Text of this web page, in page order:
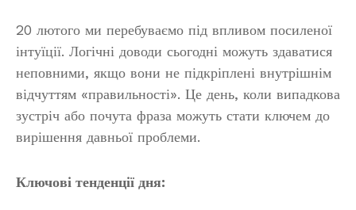
20 лютого ми перебуваємо під впливом посиленої
інтуїції. Логічні доводи сьогодні можуть здаватися
неповними, якщо вони не підкріплені внутрішнім
відчуттям «правильності». Це день, коли випадкова
зустріч або почута фраза можуть стати ключем до
вирішення давньої проблеми.
Ключові тенденції дня: